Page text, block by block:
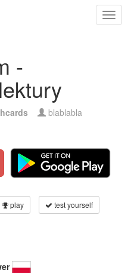
-
blablabla
play test yourself